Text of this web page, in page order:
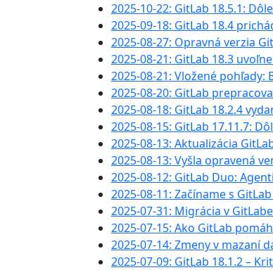
2025-10-22: GitLab 18.5.1:
2025-09-18: GitLab 18.4
2025-08-27: Opravná verzia
2025-08-21: GitLab 18.3
2025-08-21: Vložené
2025-08-20: GitLab
2025-08-18: GitLab 18.2.4
2025-08-15: GitLab 17.11.7:
2025-08-13: Aktualizácia
2025-08-13: Vyšla opravená
2025-08-12: GitLab Duo:
2025-08-11: Začíname s
2025-07-31: Migrácia v
2025-07-15: Ako GitLab
2025-07-14: Zmeny v mazaní
2025-07-09: GitLab 18.1.2 –